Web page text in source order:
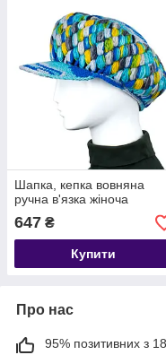
Шапка, кепка вовняна
ручна в'язка жіноча
647 ₴
Купити
Про нас
95% позитивних з